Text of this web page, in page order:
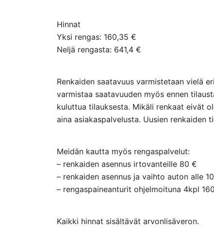
Hinnat
Yksi rengas: 160,35 €
Neljä rengasta: 641,4 €
Renkaiden saatavuus varmistetaan vielä
varmistaa saatavuuden myös ennen
kuluttua tilauksesta. Mikäli renkaat eivät
aina asiakaspalvelusta. Uusien renkaiden
Meidän kautta myös rengaspalvelut:
– renkaiden asennus irtovanteille 80 €
– renkaiden asennus ja vaihto auton alle
– rengaspaineanturit ohjelmoituna 4kpl
Kaikki hinnat sisältävät arvonlisäveron.